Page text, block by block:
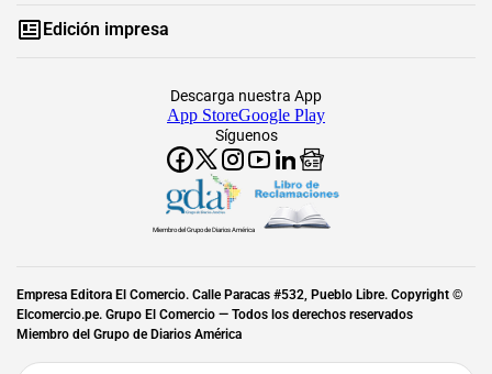
Edición impresa
Síguenos
Descarga nuestra App
App StoreGoogle Play
Miembro del Grupo de Diarios América
Empresa Editora El Comercio. Calle Paracas #532, Pueblo Libre. Copyright ©
Elcomercio.pe. Grupo El Comercio — Todos los derechos reservados
Miembro del Grupo de Diarios América